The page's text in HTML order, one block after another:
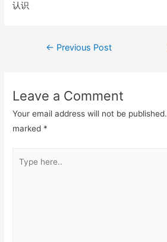
认识
Post
← Previous Post
Leave a Comment
Your email address will not be published.
marked *
here..